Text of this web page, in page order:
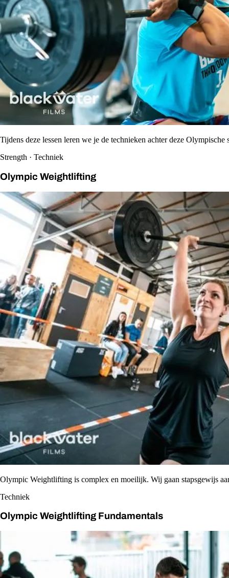
Tijdens deze lessen leren we je de technieken achter deze Olympische
Strength · Techniek
Olympic Weightlifting
Olympic Weightlifting is complex en moeilijk. Wij gaan stapsgewijs
Techniek
Olympic Weightlifting Fundamentals